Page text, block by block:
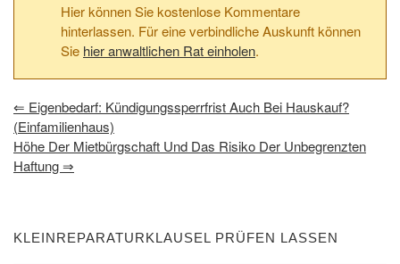
Hier können Sie kostenlose Kommentare
hinterlassen. Für eine verbindliche Auskunft können
Sie hier anwaltlichen Rat einholen.
⇐ Eigenbedarf: Kündigungssperrfrist Auch Bei Hauskauf?
(Einfamilienhaus)
Höhe Der Mietbürgschaft Und Das Risiko Der Unbegrenzten
Haftung⇒
KLEINREPARATURKLAUSEL PRÜFEN LASSEN